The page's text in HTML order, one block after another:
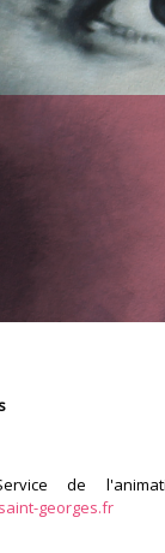
de
georges.fr